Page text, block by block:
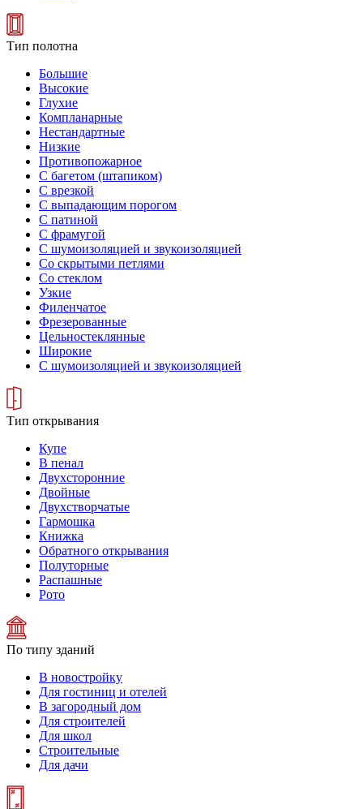
Тип полотна
Большие
Высокие
Глухие
Компланарные
Нестандартные
Низкие
Противопожарное
С багетом (штапиком)
С врезкой
С выпадающим порогом
С патиной
С фрамугой
С шумоизоляцией и звукоизоляцией
Со скрытыми петлями
Со стеклом
Узкие
Филенчатое
Фрезерованные
Цельностеклянные
Широкие
С шумоизоляцией и звукоизоляцией
Тип открывания
Купе
В пенал
Двухсторонние
Двойные
Двухстворчатые
Гармошка
Книжка
Обратного открывания
Полуторные
Распашные
Рото
По типу зданий
В новостройку
Для гостиниц и отелей
В загородный дом
Для строителей
Для школ
Строительные
Для дачи